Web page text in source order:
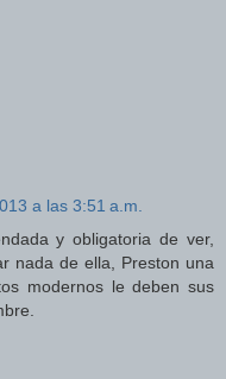
a las 3:51 a.m.
y obligatoria de ver,
nada de ella, Preston una
modernos le deben sus